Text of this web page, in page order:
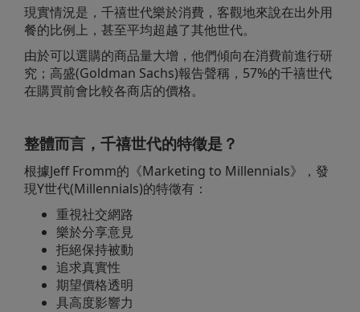
現實情況是，千禧世代樂於消費，客觀地來說在出外用
餐的比例上，甚至平均超越了其他世代。
由於可以選購的商品量大增，他們傾向在消費前進行研
究；高盛(Goldman Sachs)報告聲稱，57%的千禧世代
在購買前會比較各商店的價格。
整體而言，千禧世代的特徵是？
根據Jeff Fromm的《Marketing to Millennials》，發
現Y世代(Millennials)的特徵有：
重視社交網路
樂於分享意見
拒絕保持被動
追求真實性
期望價格透明
具高度影響力